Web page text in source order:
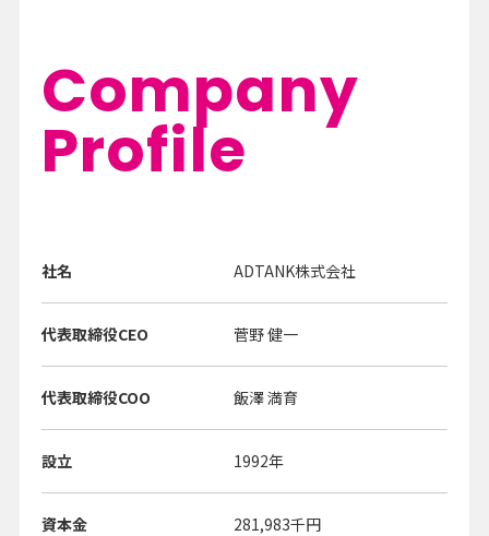
Company
Profile
社名 ADTANK株式会社
代表取締役CEO 菅野 健一
代表取締役COO 飯澤 満育
設立 1992年
資本金 281,983千円